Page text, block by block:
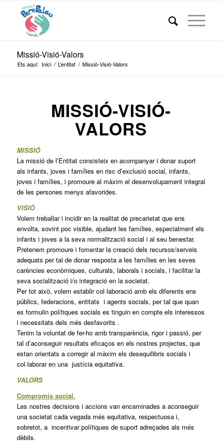
Missió-Visió-Valors
Ets aquí: Inici / L’entitat / Missió-Visió-Valors
MISSIÓ-VISIÓ-
VALORS
MISSIÓ
La missió de l’Entitat consisteix en acompanyar i donar suport
als infants, joves i famílies en risc d’exclusió social, infants,
joves i famílies, i promoure al màxim el desenvolupament integral
de les persones menys afavorides.
VISIÓ
Volem treballar i incidir en la realitat de precarietat que ens
envolta, sovint poc visible, ajudant les famílies, especialment els
infants i joves a la seva normalització social i al seu benestar.
Pretenem promoure i fomentar la creació dels recursos/serveis
adequats per tal de donar resposta a les famílies en les seves
carències econòmiques, culturals, laborals i socials, i facilitar la
seva socialització i/o integració en la societat.
Per tot això, volem establir col·laboració amb els diferents ens
públics, federacions, entitats i agents socials, per tal que quan
es formulin polítiques socials es tinguin en compte els interessos
i necessitats dels més desfavorits .
Tenim la voluntat de fer-ho amb transparència, rigor i passió, per
tal d’aconseguir resultats eficaços en els nostres projectes, que
estan orientats a corregir al màxim els desequilibris socials i
col·laborar en una justícia equitativa.
VALORS
Compromís social.
Les nostres decisions i accions van encaminades a aconseguir
una societat cada vegada més equitativa, respectuosa i,
sobretot, a incentivar polítiques de suport adreçades als més
dèbils.